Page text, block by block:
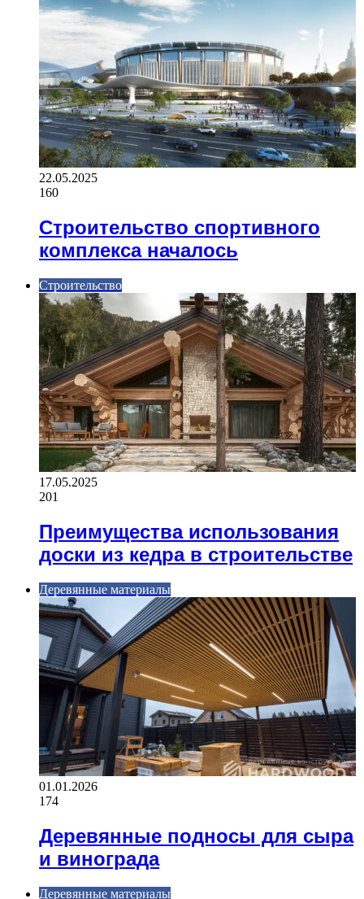
22.05.2025
160
Строительство спортивного
комплекса началось
Строительство
17.05.2025
201
Преимущества использования
доски из кедра в строительстве
Деревянные материалы
01.01.2026
174
Деревянные подносы для сыра
и винограда
Деревянные материалы